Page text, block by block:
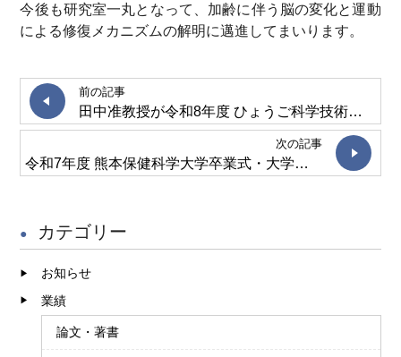
今後も研究室一丸となって、加齢に伴う脳の変化と運動
による修復メカニズムの解明に邁進してまいります。
前の記事
田中准教授が令和8年度 ひょうご科学技術協会 学術研究助成に採択
次の記事
令和7年度 熊本保健科学大学卒業式・大学院修了式
カテゴリー
お知らせ
業績
論文・著書